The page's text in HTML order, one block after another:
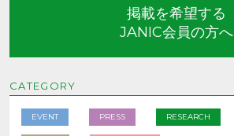
掲載を希望する
JANIC会員の方へ
CATEGORY
EVENT PRESS RESEARCH